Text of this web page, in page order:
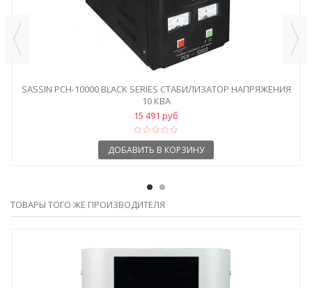
SASSIN РСН-10000 BLACK SERIES СТАБИЛИЗАТОР НАПРЯЖЕНИЯ
10 КВА
15 491 руб
ДОБАВИТЬ В КОРЗИНУ
ТОВАРЫ ТОГО ЖЕ ПРОИЗВОДИТЕЛЯ